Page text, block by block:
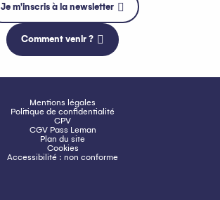
Je m'inscris à la newsletter
Comment venir ?
Mentions légales
Politique de confidentialité
CPV
CGV Pass Leman
Plan du site
Cookies
Accessibilité : non conforme